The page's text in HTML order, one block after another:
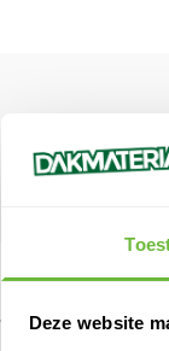
Deze website